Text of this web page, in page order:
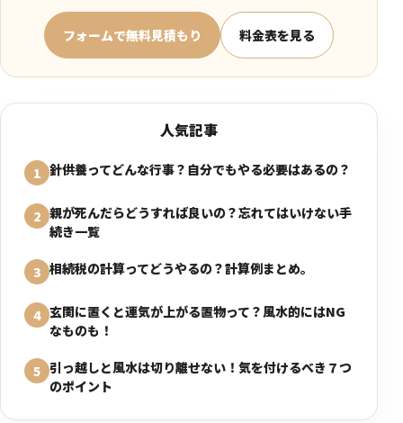
フォームで無料見積もり 料金表を見る
人気記事
1 針供養ってどんな行事？自分でもやる必要はあるの？
2 親が死んだらどうすれば良いの？忘れてはいけない手
続き一覧
3 相続税の計算ってどうやるの？計算例まとめ。
4 玄関に置くと運気が上がる置物って？風水的にはNG
なものも！
5 引っ越しと風水は切り離せない！気を付けるべき７つ
のポイント